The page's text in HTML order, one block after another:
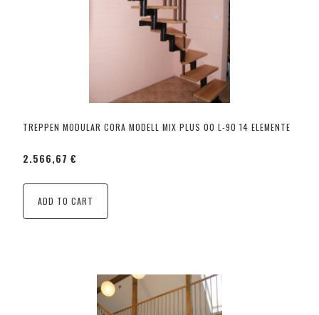
TREPPEN MODULAR CORA MODELL MIX PLUS 00 L-90 14 ELEMENTE
2.566,67 €
ADD TO CART